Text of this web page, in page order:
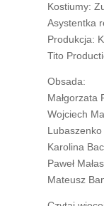
Kostiumy:
Asystentka
Produkcja:
Tito
Obsada:
Małgorzata
Wojciech
Lubaszenko
Karolina
Paweł
Mateusz